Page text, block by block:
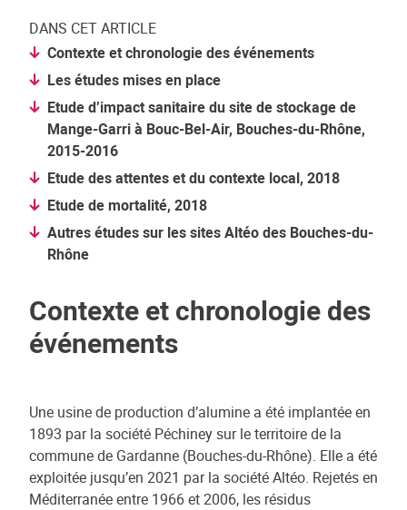
DANS CET ARTICLE
Contexte et chronologie des événements
Les études mises en place
Etude d’impact sanitaire du site de stockage de
Mange-Garri à Bouc-Bel-Air, Bouches-du-Rhône,
2015-2016
Etude des attentes et du contexte local, 2018
Etude de mortalité, 2018
Autres études sur les sites Altéo des Bouches-du-
Rhône
Contexte et chronologie des
événements
Une usine de production d’alumine a été implantée en
1893 par la société Péchiney sur le territoire de la
commune de Gardanne (Bouches-du-Rhône). Elle a été
exploitée jusqu’en 2021 par la société Altéo. Rejetés en
Méditerranée entre 1966 et 2006, les résidus